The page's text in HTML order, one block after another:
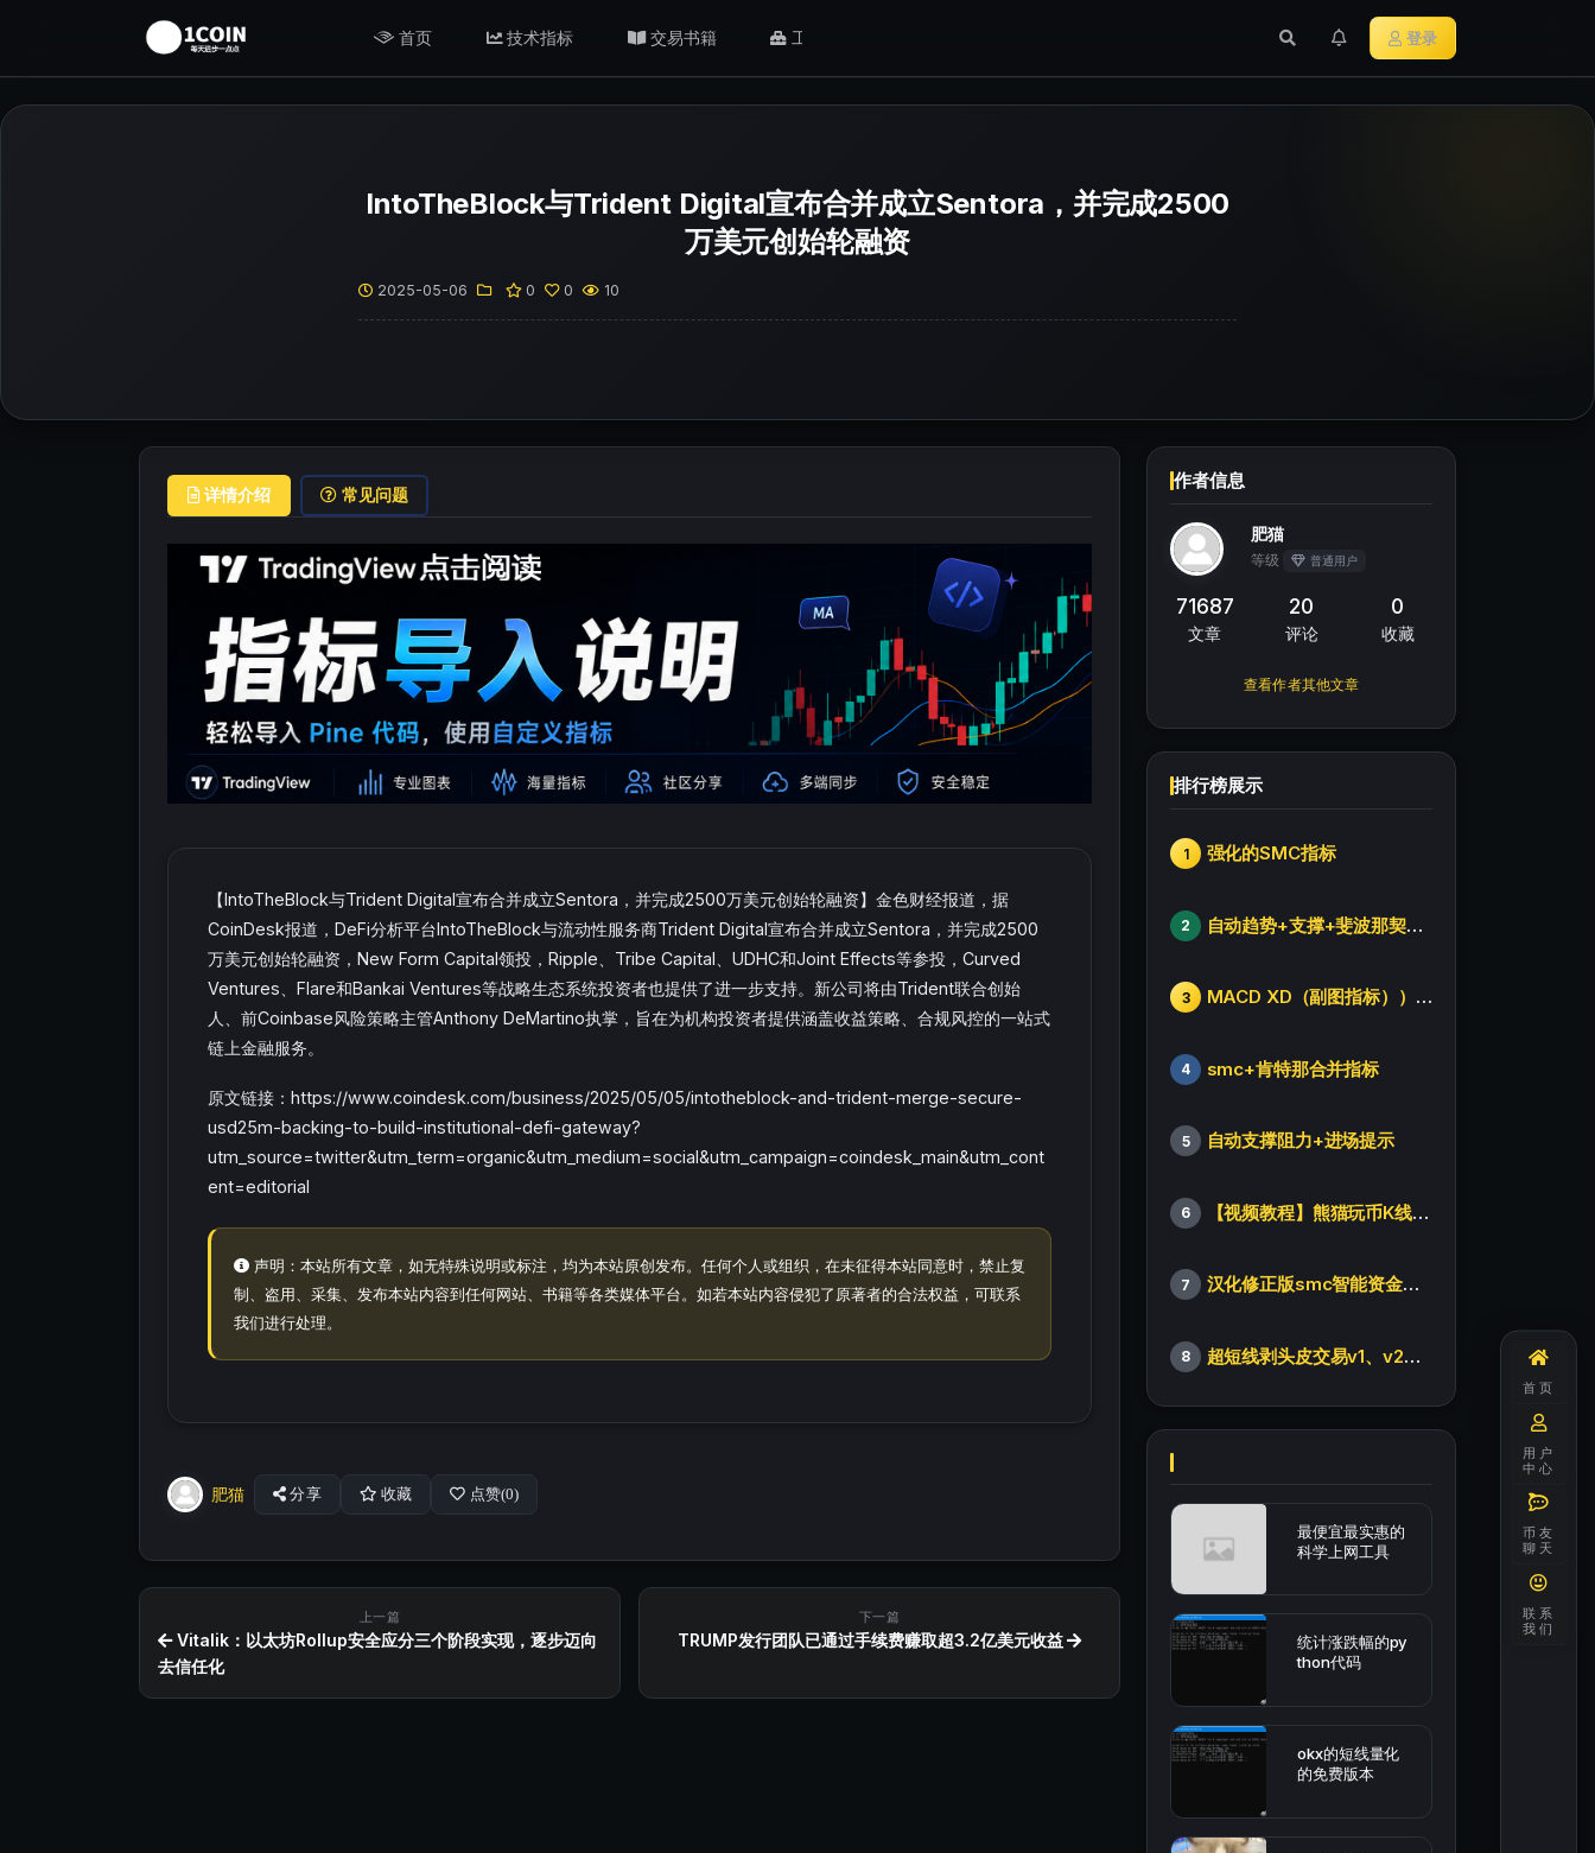
首页 技术指标 交易书籍 工具/返佣 登录
IntoTheBlock与Trident Digital宣布合并成立Sentora，并完成2500
万美元创始轮融资
2025-05-06 0 0 10
详情介绍 常见问题
【IntoTheBlock与Trident Digital宣布合并成立Sentora，并完成2500万美元创始轮融资】金色财经报道，据
CoinDesk报道，DeFi分析平台IntoTheBlock与流动性服务商Trident Digital宣布合并成立Sentora，并完成2500
万美元创始轮融资，New Form Capital领投，Ripple、Tribe Capital、UDHC和Joint Effects等参投，Curved
Ventures、Flare和Bankai Ventures等战略生态系统投资者也提供了进一步支持。新公司将由Trident联合创始
人、前Coinbase风险策略主管Anthony DeMartino执掌，旨在为机构投资者提供涵盖收益策略、合规风控的一站式
链上金融服务。
原文链接：https://www.coindesk.com/business/2025/05/05/intotheblock-and-trident-merge-secure-
usd25m-backing-to-build-institutional-defi-gateway?
utm_source=twitter&utm_term=organic&utm_medium=social&utm_campaign=coindesk_main&utm_cont
ent=editorial
声明：本站所有文章，如无特殊说明或标注，均为本站原创发布。任何个人或组织，在未征得本站同意时，禁止复
制、盗用、采集、发布本站内容到任何网站、书籍等各类媒体平台。如若本站内容侵犯了原著者的合法权益，可联系
我们进行处理。
肥猫 分享 收藏 点赞(0)
上一篇
Vitalik：以太坊Rollup安全应分三个阶段实现，逐步迈向
去信任化
下一篇
TRUMP发行团队已通过手续费赚取超3.2亿美元收益
作者信息
肥猫
等级 普通用户
71687
文章
20
评论
0
收藏
查看作者其他文章
排行榜展示
1 强化的SMC指标
2 自动趋势+支撑+斐波那契+箱体
3 MACD XD（副图指标））修改版
4 smc+肯特那合并指标
5 自动支撑阻力+进场提示
6 【视频教程】熊猫玩币K线后的秘密（全集）
7 汉化修正版smc智能资金订单指标
8 超短线剥头皮交易v1、v2版本
最便宜最实惠的
科学上网工具
统计涨跌幅的py
thon代码
okx的短线量化
的免费版本
首页
用户
中心
币友
聊天
联系
我们